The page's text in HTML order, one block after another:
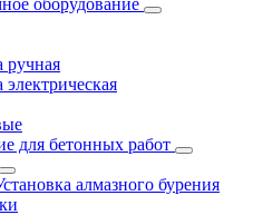
оборудование
ручная
электрическая
для бетонных работ
алмазного бурения